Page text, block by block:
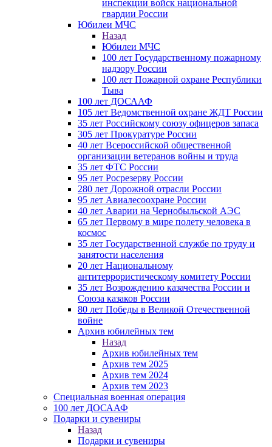
инспекции войск национальной
гвардии России
Юбилеи МЧС
Назад
Юбилеи МЧС
100 лет Государственному пожарному
надзору России
100 лет Пожарной охране Республики
Тыва
100 лет ДОСААФ
105 лет Ведомственной охране ЖДТ России
35 лет Российскому союзу офицеров запаса
305 лет Прокуратуре России
40 лет Всероссийской общественной
организации ветеранов войны и труда
35 лет ФТС России
95 лет Росрезерву России
280 лет Дорожной отрасли России
95 лет Авиалесоохране России
40 лет Аварии на Чернобыльской АЭС
65 лет Первому в мире полету человека в
космос
35 лет Государственной службе по труду и
занятости населения
20 лет Национальному
антитеррористическому комитету России
35 лет Возрождению казачества России и
Союза казаков России
80 лет Победы в Великой Отечественной
войне
Архив юбилейных тем
Назад
Архив юбилейных тем
Архив тем 2025
Архив тем 2024
Архив тем 2023
Специальная военная операция
100 лет ДОСААФ
Подарки и сувениры
Назад
Подарки и сувениры